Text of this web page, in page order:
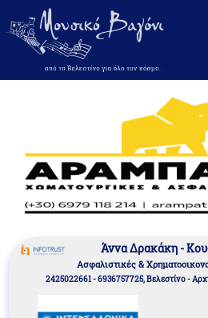
Άννα Δρακάκη -
Aσφαλιστικές &
2425022661 - 6936757725, Βελεστίνο -